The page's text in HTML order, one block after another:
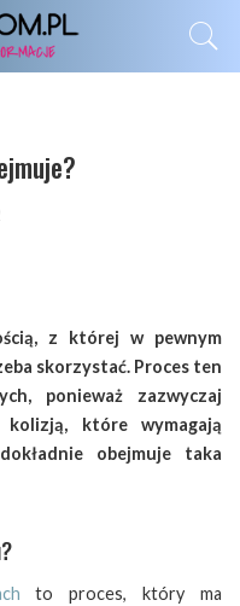
z której w pewnym
skorzystać. Proces ten
ponieważ zazwyczaj
które wymagają
obejmuje taka
to proces, który ma